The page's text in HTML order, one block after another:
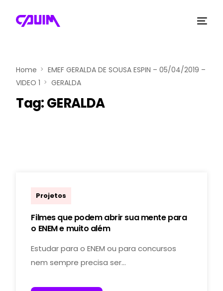
Home
EMEF GERALDA DE SOUSA ESPIN – 05/04/2019 –
VIDEO 1
GERALDA
Tag:GERALDA
Projetos
Filmes que podem abrir sua mente para
o ENEM e muito além
Estudar para o ENEM ou para concursos
nem sempre precisa ser…